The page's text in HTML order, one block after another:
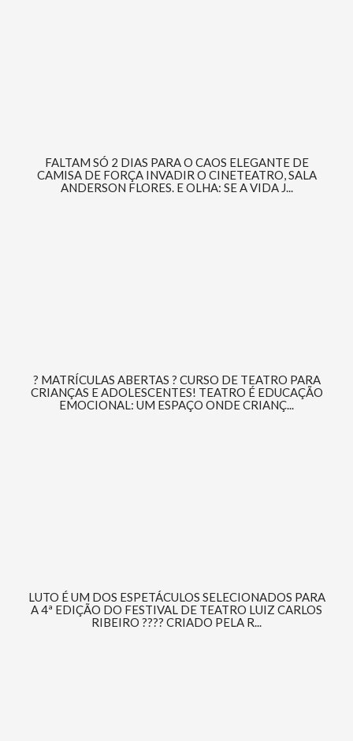
FALTAM SÓ 2 DIAS PARA O CAOS ELEGANTE DE
CAMISA DE FORÇA INVADIR O CINETEATRO, SALA
ANDERSON FLORES. E OLHA: SE A VIDA J...
? MATRÍCULAS ABERTAS ? CURSO DE TEATRO PARA
CRIANÇAS E ADOLESCENTES! TEATRO É EDUCAÇÃO
EMOCIONAL: UM ESPAÇO ONDE CRIANÇ...
LUTO É UM DOS ESPETÁCULOS SELECIONADOS PARA
A 4ª EDIÇÃO DO FESTIVAL DE TEATRO LUIZ CARLOS
RIBEIRO ???? CRIADO PELA R...